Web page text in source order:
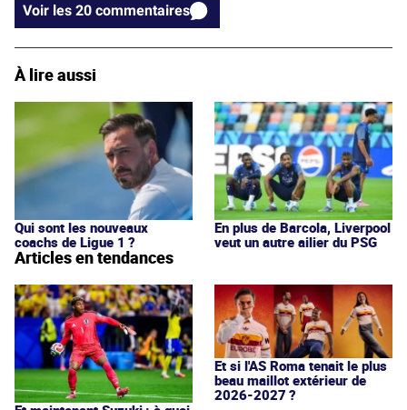
Voir les 20 commentaires
À lire aussi
Qui sont les nouveaux
coachs de Ligue 1 ?
En plus de Barcola, Liverpool
veut un autre ailier du PSG
Articles en tendances
Et si l'AS Roma tenait le plus
beau maillot extérieur de
2026-2027 ?